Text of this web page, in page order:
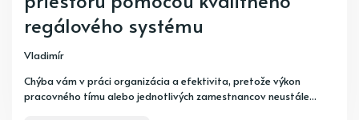
regálového systému
Vladimír
Chýba vám v práci organizácia a efektivita, pretože výkon
pracovného tímu alebo jednotlivých zamestnancov neustále...